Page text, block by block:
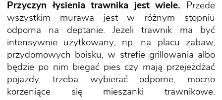
Przyczyn łysienia trawnika jest wiele. Przede
wszystkim murawa jest w różnym stopniu
odporna na deptanie. Jeżeli trawnik ma być
intensywnie użytkowany, np. na placu zabaw,
przydomowych boisku, w strefie grillowania albo
będzie po nim biegać pies czy mają przejeżdżać
pojazdy, trzeba wybierać odporne, mocno
korzeniące się mieszanki trawnikowe.